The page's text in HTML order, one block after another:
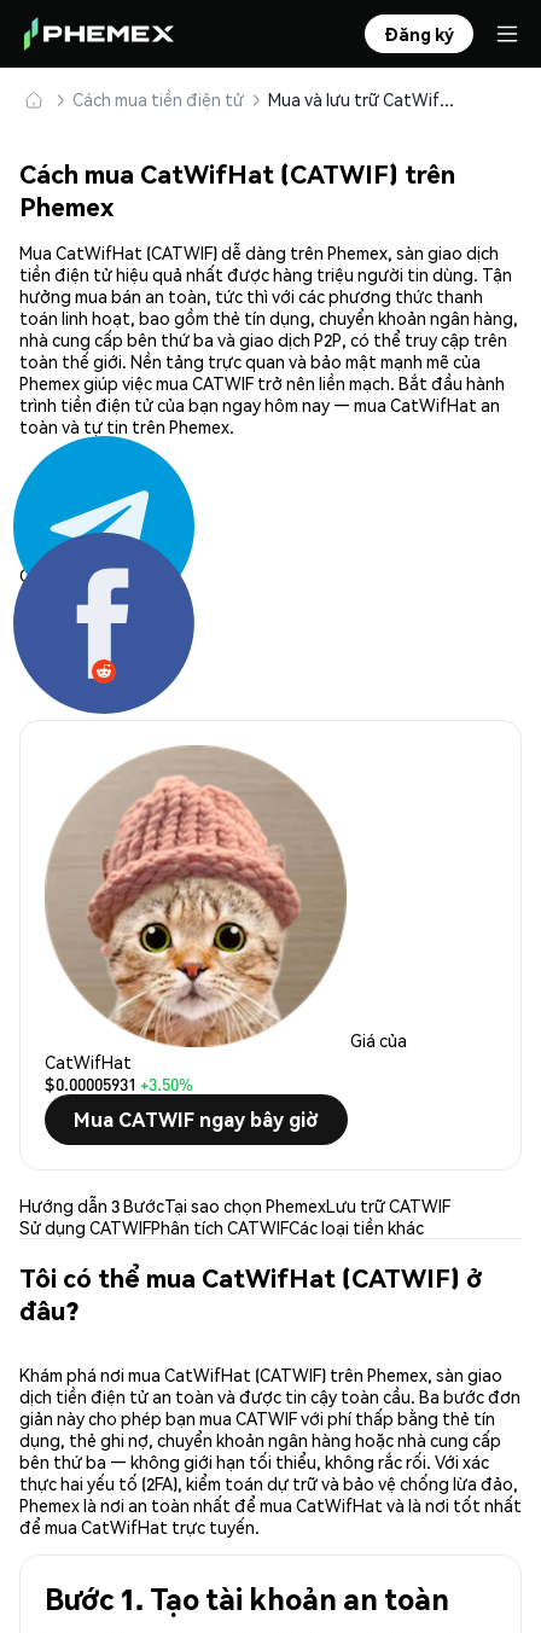
Đăng ký
Cách mua tiền điện tử Mua và lưu trữ CatWifHat (CATWIF) an toàn
Cách mua CatWifHat (CATWIF) trên
Phemex
Mua CatWifHat (CATWIF) dễ dàng trên Phemex, sàn giao dịch
tiền điện tử hiệu quả nhất được hàng triệu người tin dùng. Tận
hưởng mua bán an toàn, tức thì với các phương thức thanh
toán linh hoạt, bao gồm thẻ tín dụng, chuyển khoản ngân hàng,
nhà cung cấp bên thứ ba và giao dịch P2P, có thể truy cập trên
toàn thế giới. Nền tảng trực quan và bảo mật mạnh mẽ của
Phemex giúp việc mua CATWIF trở nên liền mạch. Bắt đầu hành
trình tiền điện tử của bạn ngay hôm nay — mua CatWifHat an
toàn và tự tin trên Phemex.
Chia sẻ:
Giá của
CatWifHat
$0.00005931 +3.50%
Mua CATWIF ngay bây giờ
Hướng dẫn 3 BướcTại sao chọn PhemexLưu trữ CATWIF
Sử dụng CATWIFPhân tích CATWIFCác loại tiền khác
Tôi có thể mua CatWifHat (CATWIF) ở
đâu?
Khám phá nơi mua CatWifHat (CATWIF) trên Phemex, sàn giao
dịch tiền điện tử an toàn và được tin cậy toàn cầu. Ba bước đơn
giản này cho phép bạn mua CATWIF với phí thấp bằng thẻ tín
dụng, thẻ ghi nợ, chuyển khoản ngân hàng hoặc nhà cung cấp
bên thứ ba — không giới hạn tối thiểu, không rắc rối. Với xác
thực hai yếu tố (2FA), kiểm toán dự trữ và bảo vệ chống lừa đảo,
Phemex là nơi an toàn nhất để mua CatWifHat và là nơi tốt nhất
để mua CatWifHat trực tuyến.
Bước 1. Tạo tài khoản an toàn